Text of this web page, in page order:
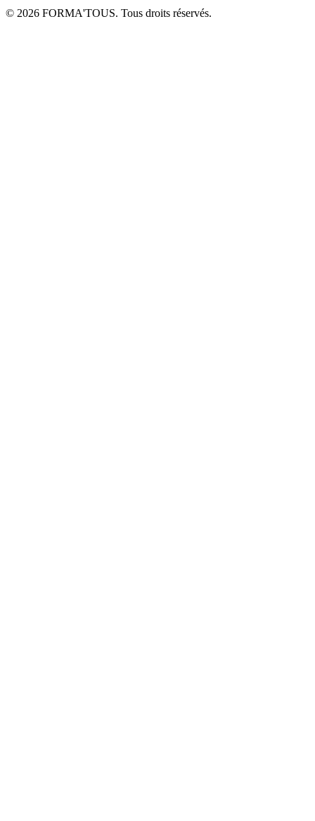
© 2026 FORMA'TOUS. Tous droits réservés.